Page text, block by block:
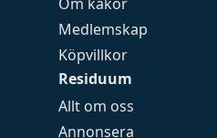
Medlemskap
Köpvillkor
Residuum
Allt om oss
Annonsera